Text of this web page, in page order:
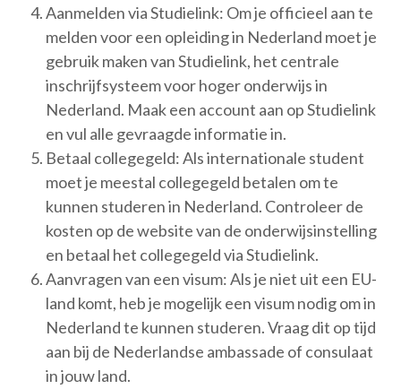
Aanmelden via Studielink: Om je officieel aan te
melden voor een opleiding in Nederland moet je
gebruik maken van Studielink, het centrale
inschrijfsysteem voor hoger onderwijs in
Nederland. Maak een account aan op Studielink
en vul alle gevraagde informatie in.
Betaal collegegeld: Als internationale student
moet je meestal collegegeld betalen om te
kunnen studeren in Nederland. Controleer de
kosten op de website van de onderwijsinstelling
en betaal het collegegeld via Studielink.
Aanvragen van een visum: Als je niet uit een EU-
land komt, heb je mogelijk een visum nodig om in
Nederland te kunnen studeren. Vraag dit op tijd
aan bij de Nederlandse ambassade of consulaat
in jouw land.